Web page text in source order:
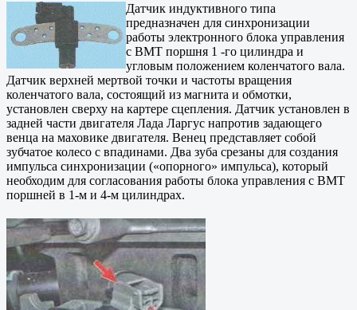
Датчик индуктивного типа
предназначен для синхронизации
работы электронного блока управления
с ВМТ поршня 1 -го цилиндра и
угловым положением коленчатого вала.
Датчик верхней мертвой точки и частоты вращения
коленчатого вала, состоящий из магнита и обмотки,
установлен сверху на картере сцепления. Датчик установлен в
задней части двигателя Лада Ларгус напротив задающего
венца на маховике двигателя. Венец представляет собой
зубчатое колесо с впадинами. Два зуба срезаны для создания
импульса синхронизации («опорного» импульса), который
необходим для согласования работы блока управления с ВМТ
поршней в 1-м и 4-м цилиндрах.